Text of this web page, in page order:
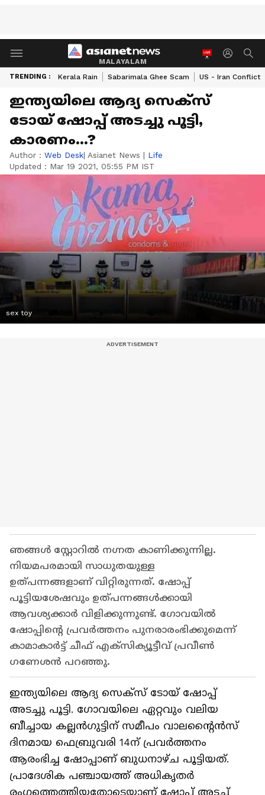
MALAYALAM
TRENDING : Kerala Rain Sabarimala Ghee Scam US - Iran Conflict
ഇന്ത്യയിലെ ആദ്യ സെക്സ്
ടോയ് ഷോപ്പ് അടച്ചു പൂട്ടി,
കാരണം...?
Author : Web Desk| Asianet News | Life
Updated : Mar 19 2021, 05:55 PM IST
sex toy
ഞങ്ങൾ സ്റ്റോറിൽ നഗ്നത കാണിക്കുന്നില്ല.
നിയമപരമായി സാധുതയുള്ള
ഉത്പന്നങ്ങളാണ് വിറ്റിരുന്നത്. ഷോപ്പ്
പൂട്ടിയശേഷവും ഉത്പന്നങ്ങൾക്കായി
ആവശ്യക്കാർ വിളിക്കുന്നുണ്ട്. ഗോവയിൽ
ഷോപ്പിന്റെ പ്രവർത്തനം പുനരാരംഭിക്കുമെന്ന്
കാമാകാർട്ട് ചീഫ് എക്സിക്യൂട്ടീവ് പ്രവീൺ
ഗണേശൻ പറഞ്ഞു.
ഇന്ത്യയിലെ ആദ്യ സെക്സ് ടോയ് ഷോപ്പ്
അടച്ചു പൂട്ടി. ഗോവയിലെ ഏറ്റവും വലിയ
ബീച്ചായ കല്ലൻഗുട്ടിന് സമീപം വാലന്റൈൻസ്
ദിനമായ ഫെബ്രുവരി 14ന് പ്രവർത്തനം
ആരംഭിച്ച ഷോപ്പാണ് ബുധനാഴ്ച പൂട്ടിയത്.
പ്രാദേശിക പഞ്ചായത്ത് അധികൃതർ
രംഗത്തെത്തിയതോടെയാണ് ഷോപ്പ് അടച്ച്